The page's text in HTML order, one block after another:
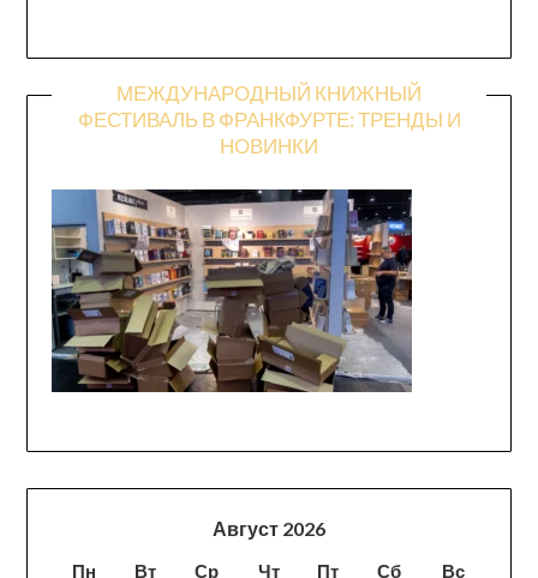
МЕЖДУНАРОДНЫЙ КНИЖНЫЙ
ФЕСТИВАЛЬ В ФРАНКФУРТЕ: ТРЕНДЫ И
НОВИНКИ
Август 2026
Пн Вт Ср Чт Пт Сб Вс